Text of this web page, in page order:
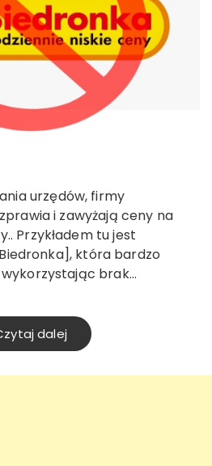
i zawyżają ceny na
Przykładem tu jest
która bardzo
brak…
dalej